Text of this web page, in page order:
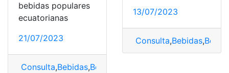
bebidas populares
ecuatorianas
21/07/2023
Consulta,Bebidas,Bebidas Tradicionales
13/07/2023
Consulta,Bebidas,